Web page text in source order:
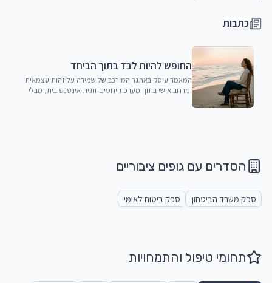
כתבות
החופש להיות לבד בתוך הביחד
המאמר עוסק באתגר המורכב של שמירה על זהות עצמאית
ומרחב אישי בתוך מערכת יחסים זוגית אינטנסיבית, מבלי
הסדרים עם גופים ציבוריים
ספק משרד הביטחון ספק ביטוח לאומי
תחומי טיפול והתמחויות